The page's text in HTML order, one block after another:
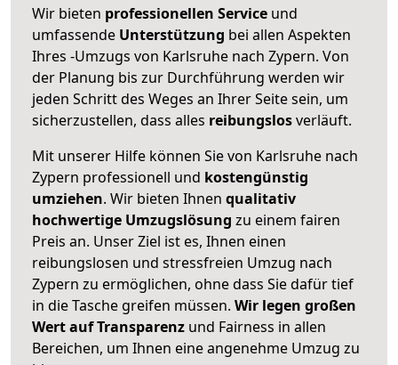
Wir bieten professionellen Service und
umfassende Unterstützung bei allen Aspekten
Ihres -Umzugs von Karlsruhe nach Zypern. Von
der Planung bis zur Durchführung werden wir
jeden Schritt des Weges an Ihrer Seite sein, um
sicherzustellen, dass alles reibungslosverläuft.
Mit unserer Hilfe können Sie von Karlsruhe nach
Zypern professionell und kostengünstig
umziehen. Wir bieten Ihnen qualitativ
hochwertige Umzugslösung zu einem fairen
Preis an. Unser Ziel ist es, Ihnen einen
reibungslosen und stressfreien Umzug nach
Zypern zu ermöglichen, ohne dass Sie dafür tief
in die Tasche greifen müssen. Wir legen großen
Wert auf Transparenz und Fairness in allen
Bereichen, um Ihnen eine angenehme Umzug zu